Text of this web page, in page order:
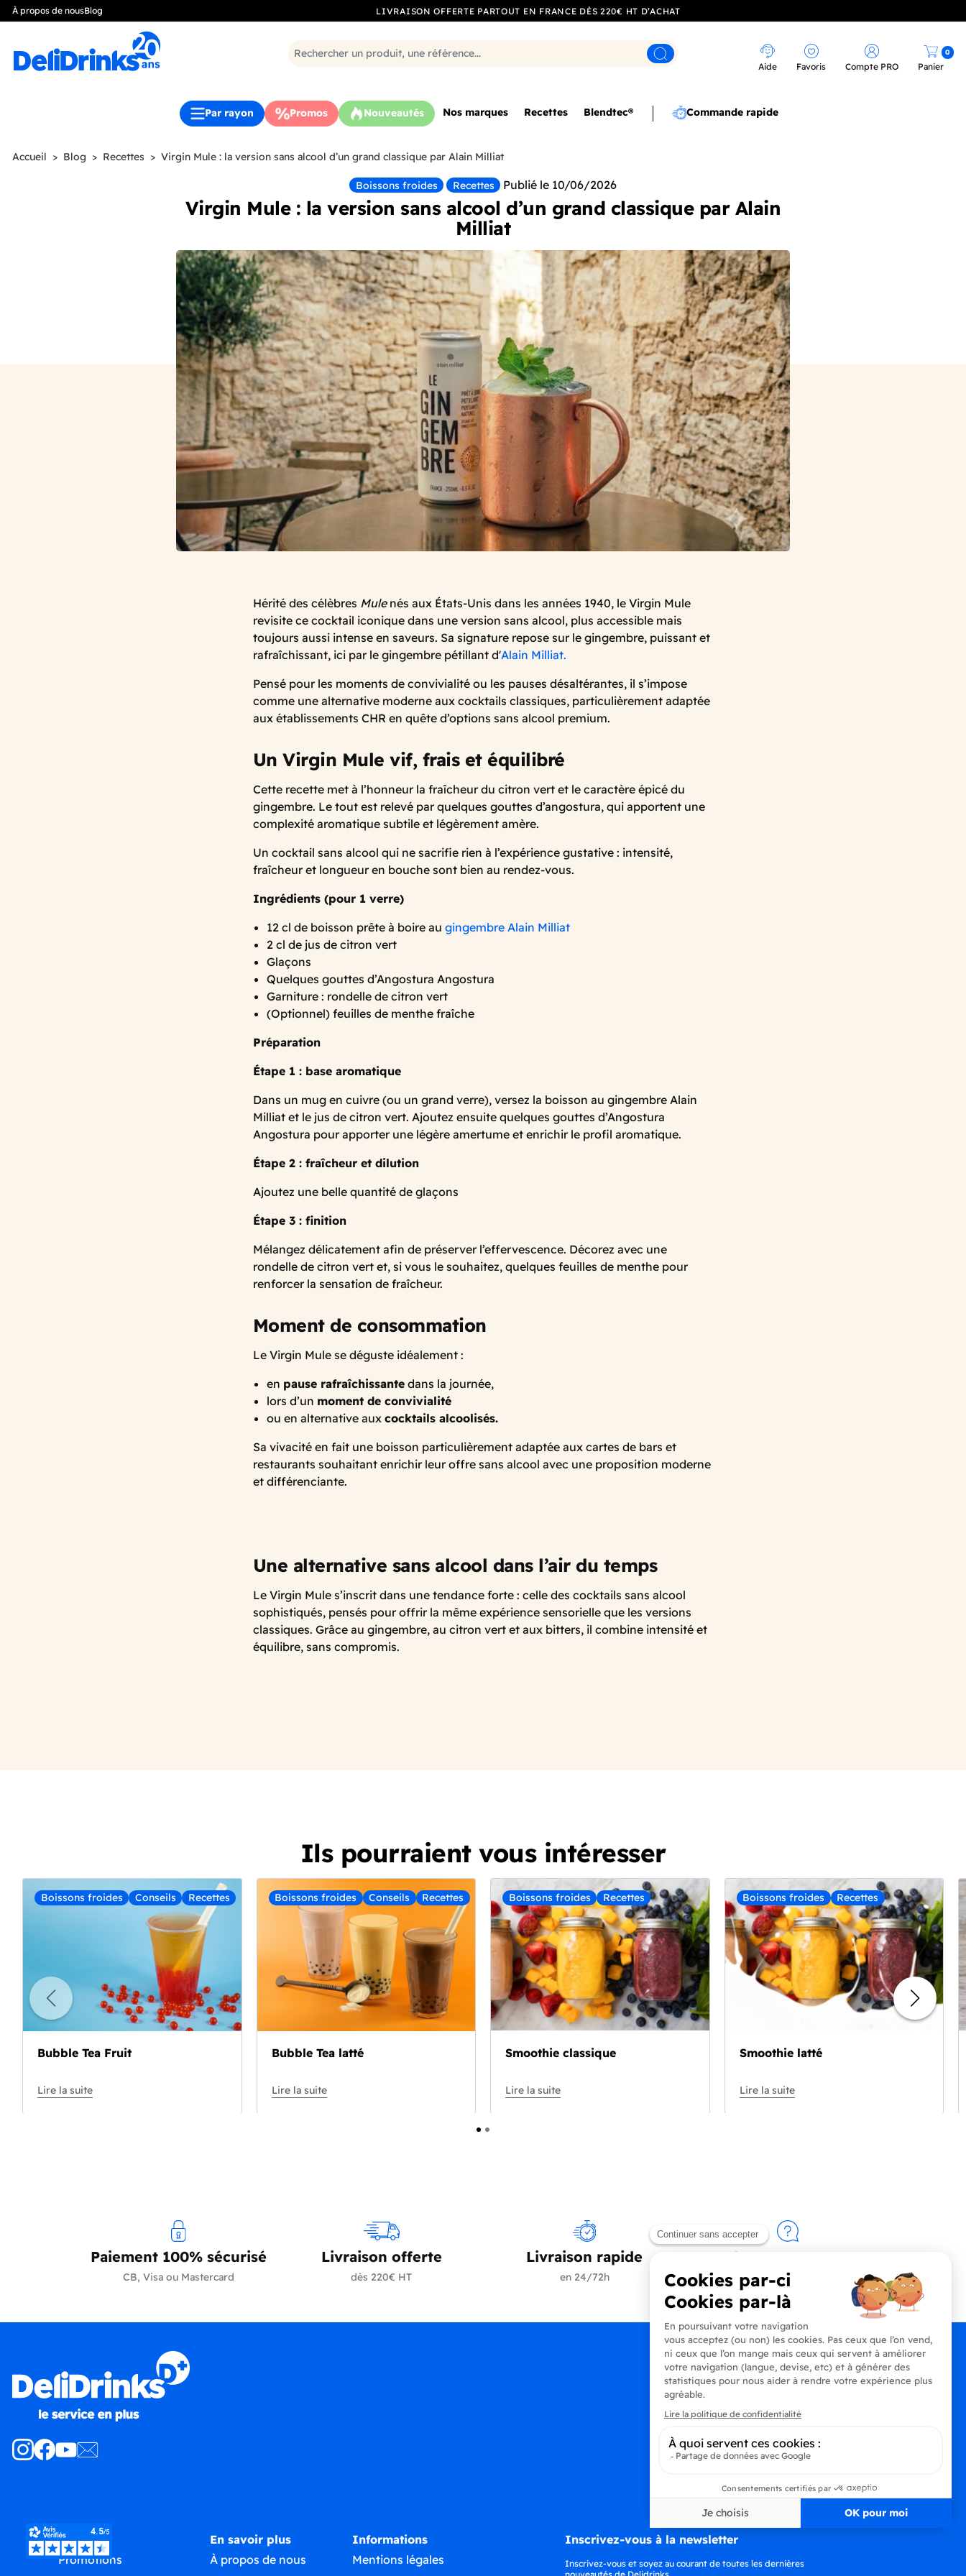
À propos de nousBlog LIVRAISON OFFERTE PARTOUT EN FRANCE DÈS 220€ HT D’ACHAT
Rechercher
Aide Favoris Compte PRO Panier
0
Par rayon Promos Nouveautés Nos marques Recettes Blendtec® Commande rapide
Accueil Blog Recettes Virgin Mule : la version sans alcool d’un grand classique par Alain Milliat
Boissons froides Recettes Publié le 10/06/2026
Virgin Mule : la version sans alcool d’un grand classique par Alain
Milliat
Hérité des célèbres Mulenés aux États-Unis dans les années 1940, le Virgin Mule
revisite ce cocktail iconique dans une version sans alcool, plus accessible mais
toujours aussi intense en saveurs. Sa signature repose sur le gingembre, puissant et
rafraîchissant, ici par le gingembre pétillant d'Alain Milliat.
Pensé pour les moments de convivialité ou les pauses désaltérantes, il s’impose
comme une alternative moderne aux cocktails classiques, particulièrement adaptée
aux établissements CHR en quête d’options sans alcool premium.
Un Virgin Mule vif, frais et équilibré
Cette recette met à l’honneur la fraîcheur du citron vert et le caractère épicé du
gingembre. Le tout est relevé par quelques gouttes d’angostura, qui apportent une
complexité aromatique subtile et légèrement amère.
Un cocktail sans alcool qui ne sacrifie rien à l’expérience gustative : intensité,
fraîcheur et longueur en bouche sont bien au rendez-vous.
Ingrédients (pour 1 verre)
12 cl de boisson prête à boire au gingembre Alain Milliat
2 cl de jus de citron vert
Glaçons
Quelques gouttes d’Angostura Angostura
Garniture : rondelle de citron vert
(Optionnel) feuilles de menthe fraîche
Préparation
Étape 1 : base aromatique
Dans un mug en cuivre (ou un grand verre), versez la boisson au gingembre Alain
Milliat et le jus de citron vert. Ajoutez ensuite quelques gouttes d’Angostura
Angostura pour apporter une légère amertume et enrichir le profil aromatique.
Étape 2 : fraîcheur et dilution
Ajoutez une belle quantité de glaçons
Étape 3 : finition
Mélangez délicatement afin de préserver l’effervescence. Décorez avec une
rondelle de citron vert et, si vous le souhaitez, quelques feuilles de menthe pour
renforcer la sensation de fraîcheur.
Moment de consommation
Le Virgin Mule se déguste idéalement :
en pause rafraîchissantedans la journée,
lors d’un moment de convivialité
ou en alternative aux cocktails alcoolisés.
Sa vivacité en fait une boisson particulièrement adaptée aux cartes de bars et
restaurants souhaitant enrichir leur offre sans alcool avec une proposition moderne
et différenciante.
Une alternative sans alcool dans l’air du temps
Le Virgin Mule s’inscrit dans une tendance forte : celle des cocktails sans alcool
sophistiqués, pensés pour offrir la même expérience sensorielle que les versions
classiques. Grâce au gingembre, au citron vert et aux bitters, il combine intensité et
équilibre, sans compromis.
Ils pourraient vous intéresser
Boissons froides Conseils Recettes
Bubble Tea Fruit
Boissons froides Conseils Recettes
Bubble Tea latté
Boissons froides Recettes
Smoothie classique
Boissons froides Recettes
Smoothie latté
Paiement 100% sécurisé
CB, Visa ou Mastercard
Livraison offerte
dès 220€ HT
Livraison rapide
en 24/72h
Contactez-nous
+33 (0)4 90 91 20 80
Produits
Promotions
En savoir plus
À propos de nous
Informations
Mentions légales
Inscrivez-vous à la newsletter
Inscrivez-vous et soyez au courant de toutes les dernières